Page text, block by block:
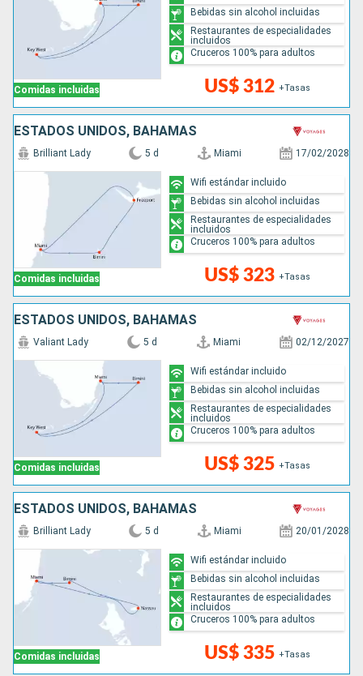
Comidas incluidas US$ 312 +Tasas
Bebidas sin alcohol incluidas
Restaurantes de especialidades
incluidos
Cruceros 100% para adultos
ESTADOS UNIDOS, BAHAMAS
Comidas incluidas
Brilliant Lady 5 d Miami 17/02/2028
US$ 323 +Tasas
Wifi estándar incluido
Bebidas sin alcohol incluidas
Restaurantes de especialidades
incluidos
Cruceros 100% para adultos
ESTADOS UNIDOS, BAHAMAS
Comidas incluidas
Valiant Lady 5 d Miami 02/12/2027
US$ 325 +Tasas
Wifi estándar incluido
Bebidas sin alcohol incluidas
Restaurantes de especialidades
incluidos
Cruceros 100% para adultos
ESTADOS UNIDOS, BAHAMAS
Comidas incluidas
Brilliant Lady 5 d Miami 20/01/2028
US$ 335 +Tasas
Wifi estándar incluido
Bebidas sin alcohol incluidas
Restaurantes de especialidades
incluidos
Cruceros 100% para adultos